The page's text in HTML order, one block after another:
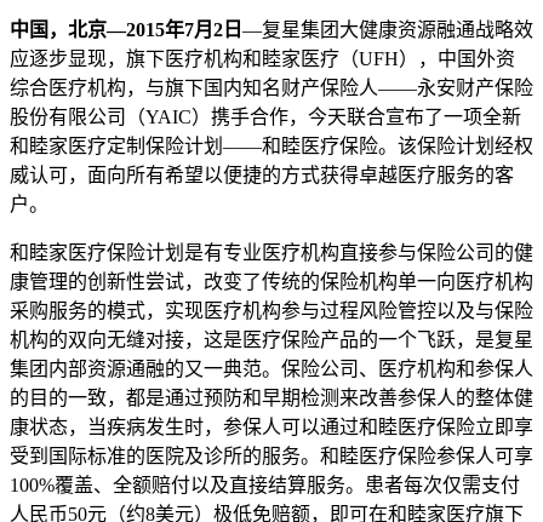
中国，北京—2015年7月2日 —复星集团大健康资源融通战略效
应逐步显现，旗下医疗机构和睦家医疗（UFH），中国外资
综合医疗机构，与旗下国内知名财产保险人——永安财产保险
股份有限公司（YAIC）携手合作，今天联合宣布了一项全新
和睦家医疗定制保险计划——和睦医疗保险。该保险计划经权
威认可，面向所有希望以便捷的方式获得卓越医疗服务的客
户。
和睦家医疗保险计划是有专业医疗机构直接参与保险公司的健
康管理的创新性尝试，改变了传统的保险机构单一向医疗机构
采购服务的模式，实现医疗机构参与过程风险管控以及与保险
机构的双向无缝对接，这是医疗保险产品的一个飞跃，是复星
集团内部资源通融的又一典范。保险公司、医疗机构和参保人
的目的一致，都是通过预防和早期检测来改善参保人的整体健
康状态，当疾病发生时，参保人可以通过和睦医疗保险立即享
受到国际标准的医院及诊所的服务。和睦医疗保险参保人可享
100%覆盖、全额赔付以及直接结算服务。患者每次仅需支付
人民币50元（约8美元）极低免赔额，即可在和睦家医疗旗下